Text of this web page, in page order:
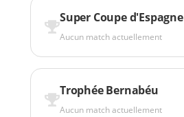
Super Coupe d'Espagne
Aucun match actuellement
Trophée Bernabéu
Aucun match actuellement